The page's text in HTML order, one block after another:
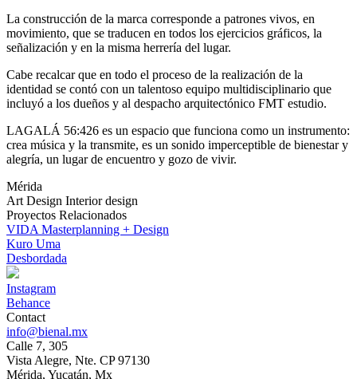
La construcción de la marca corresponde a patrones vivos, en
movimiento, que se traducen en todos los ejercicios gráficos, la
señalización y en la misma herrería del lugar.
Cabe recalcar que en todo el proceso de la realización de la
identidad se contó con un talentoso equipo multidisciplinario que
incluyó a los dueños y al despacho arquitectónico FMT estudio.
LAGALÁ 56:426 es un espacio que funciona como un instrumento:
crea música y la transmite, es un sonido imperceptible de bienestar y
alegría, un lugar de encuentro y gozo de vivir.
Mérida
Art Design Interior design
Proyectos Relacionados
VIDA Masterplanning + Design
Kuro Uma
Desbordada
Instagram
Behance
Contact
info@bienal.mx
Calle 7, 305
Vista Alegre, Nte. CP 97130
Mérida, Yucatán, Mx